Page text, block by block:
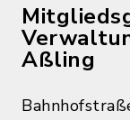
Aßling